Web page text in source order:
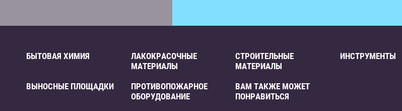
БЫТОВАЯ ХИМИЯ
ЛАКОКРАСОЧНЫЕ
МАТЕРИАЛЫ
СТРОИТЕЛЬНЫЕ
МАТЕРИАЛЫ
ИНСТРУМЕНТЫ
ВЫНОСНЫЕ ПЛОЩАДКИ
ПРОТИВОПОЖАРНОЕ
ОБОРУДОВАНИЕ
ВАМ ТАКЖЕ МОЖЕТ
ПОНРАВИТЬСЯ